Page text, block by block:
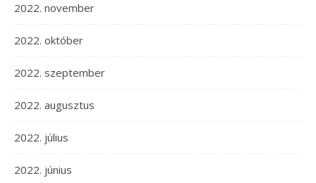
2022. november
2022. október
2022. szeptember
2022. augusztus
2022. július
2022. június